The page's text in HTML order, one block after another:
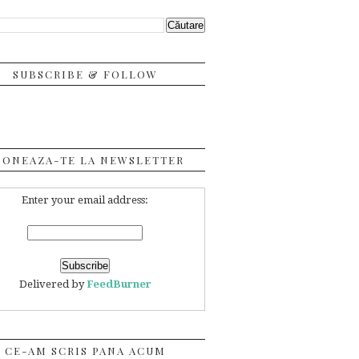
SUBSCRIBE & FOLLOW
TE LA NEWSLETTER
Enter your email address:
Delivered byFeedBurner
CE-AM SCRIS PANA ACUM